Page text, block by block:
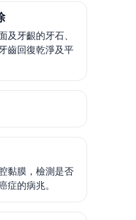
及牙齦的牙石、
齒回復乾淨及平
黏膜，檢測是否
症的病兆。